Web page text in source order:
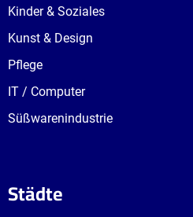
Kinder & Soziales
Kunst & Design
Pflege
IT / Computer
Süßwarenindustrie
Städte